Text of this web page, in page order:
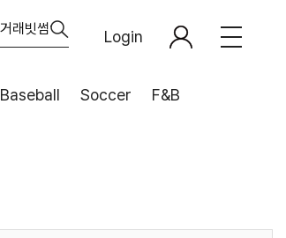
Login
Baseball Soccer F&B